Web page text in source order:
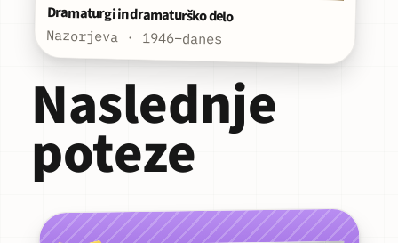
Dramaturgi in dramaturško delo
Nazorjeva · 1946–danes
Naslednje
poteze